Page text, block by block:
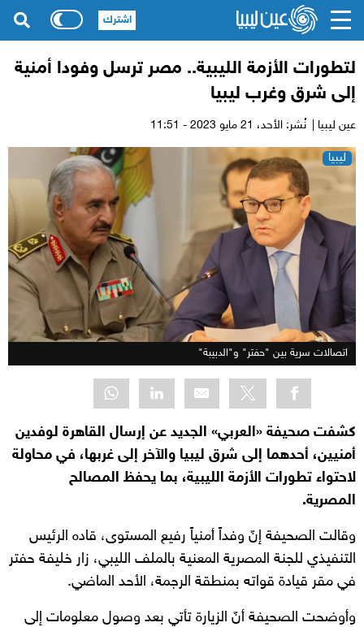
لتطورات الأزمة الليبية.. مصر ترسل وفودا أمنية
إلى شرق وغرب ليبيا
عين ليبيا | نُشر: الأحد،
ليبيا
اتصالات سرية بين "حفتر" و"الدبيبة"
كشفت صحيفة «العربي» الجديد عن إرسال القاهرة لوفدين
أمنيين، أحدهما إلى شرق ليبيا والآخر إلى غربها، في محاولة
لاحتواء تطورات الأزمة الليبية، بما يحفظ المصالح
المصرية.
وقالت الصحيفة إنّ وفداً أمنياً رفيع المستوى، قاده الرئيس
التنفيذي للجنة المصرية المعنية بالملف الليبي، زار خليفة حفتر
في مقر قيادة قواته بمنطقة الرجمة، الأحد الماضي.
وأوضحت الصحيفة أنّ الزيارة تأتي بعد وصول معلومات إلى
اشترك